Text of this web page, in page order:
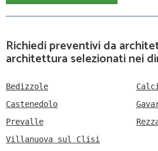
Richiedi preventivi da
architettura selezionati nei
Bedizzole
Castenedolo
Prevalle
Villanuova sul Clisi